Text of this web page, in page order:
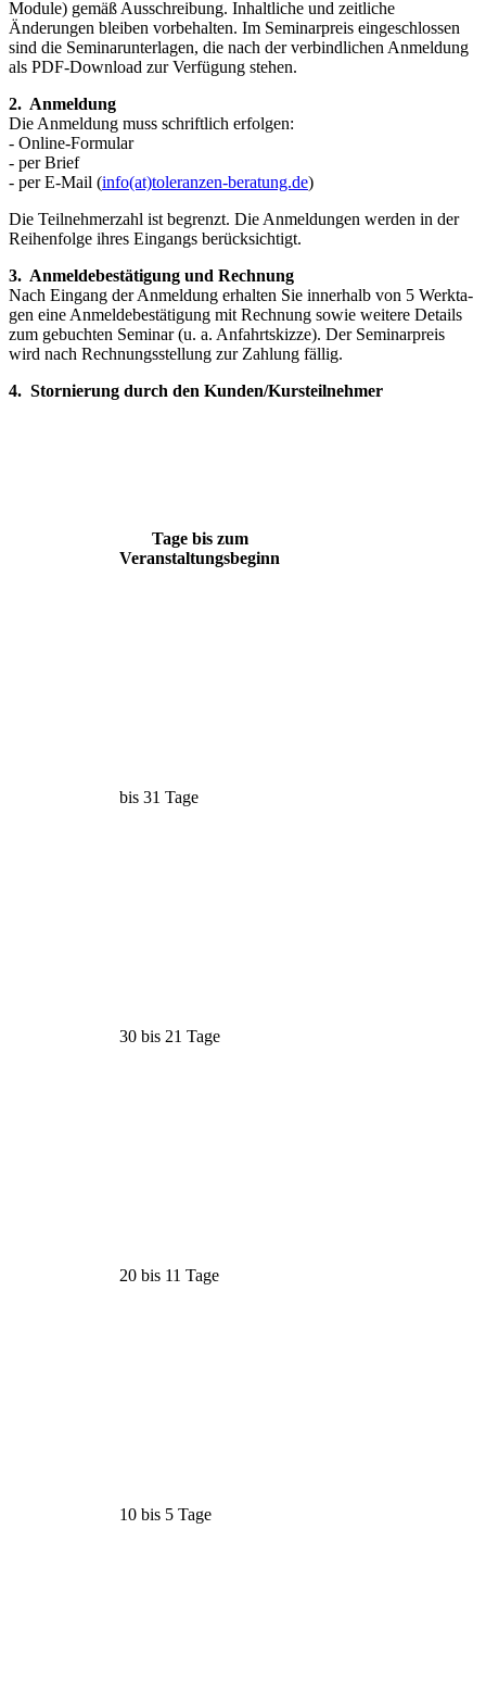
Module) gemäß Aus­schrei­bung. Inhaltliche und zeitliche
Änderungen bleiben vorbe­halten. Im Seminar­preis eingeschlossen
sind die Seminarunterlagen, die nach der verbindlichen Anmeldung
als PDF-Download zur Verfügung stehen.
2. Anmeldung
Die Anmeldung muss schriftlich erfolgen:
- Online-Formular
- per Brief
- per E-Mail (info(at)toleranzen-beratung.de)
Die Teilnehmerzahl ist begrenzt. Die Anmeldungen werden in der
Rei­henfolge ihres Eingangs berücksichtigt.
3. Anmeldebestätigung und Rechnung
Nach Eingang der Anmeldung erhalten Sie innerhalb von 5 Werkta­
gen eine Anmeldebestätigung mit Rechnung sowie weitere Details
zum gebuchten Seminar (u. a. Anfahrtskizze). Der Seminarpreis
wird nach Rechnungsstellung zur Zahlung fällig.
4. Stornierung durch den Kunden/Kursteilnehmer
Tage bis zum
Veranstaltungsbeginn
bis 31 Tage
30 bis 21 Tage
20 bis 11 Tage
10 bis 5 Tage